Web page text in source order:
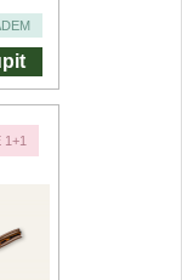
1+1